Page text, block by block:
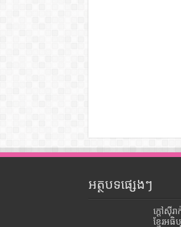
អត្ថបទផ្សេងៗ
ក្តៅស៊ីរ
ខ្មែរអធិ